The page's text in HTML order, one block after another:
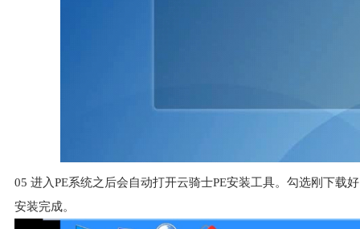
05 进入PE系统之后会自动打开云骑士PE安装工具。勾选刚下载
安装完成。